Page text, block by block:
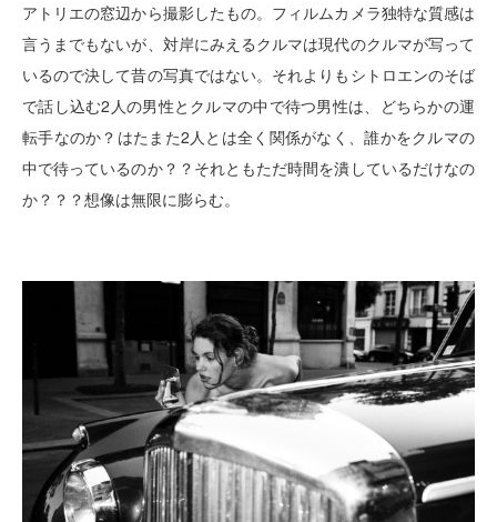
アトリエの窓辺から撮影したもの。フィルムカメラ独特な質感は
言うまでもないが、対岸にみえるクルマは現代のクルマが写って
いるので決して昔の写真ではない。それよりもシトロエンのそば
で話し込む2人の男性とクルマの中で待つ男性は、どちらかの運
転手なのか？はたまた2人とは全く関係がなく、誰かをクルマの
中で待っているのか？？それともただ時間を潰しているだけなの
か？？？想像は無限に膨らむ。